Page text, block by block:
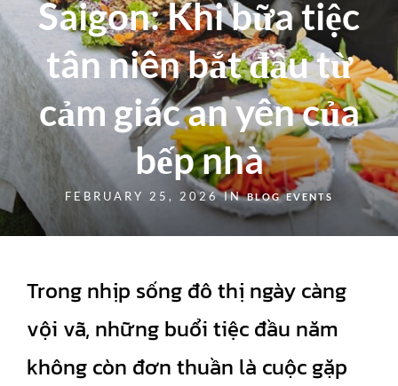
Saigon: Khi bữa tiệc
tân niên bắt đầu từ
cảm giác an yên của
bếp nhà
FEBRUARY 25, 2026 INBLOG EVENTS
Trong nhịp sống đô thị ngày càng
vội vã, những buổi tiệc đầu năm
không còn đơn thuần là cuộc gặp